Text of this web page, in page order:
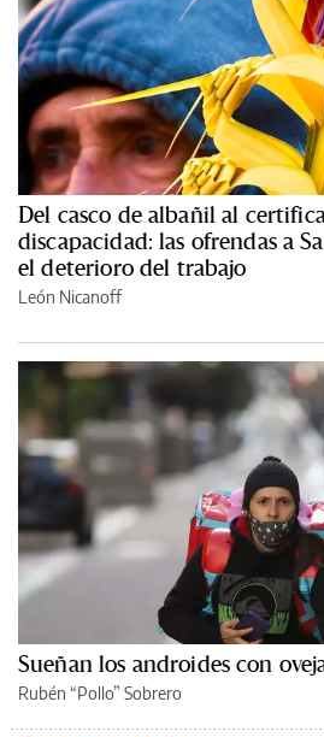
Del casco de albañil al
discapacidad: las ofrendas a
el deterioro del trabajo
León Nicanoff
Sueñan los androides con
Rubén “Pollo” Sobrero